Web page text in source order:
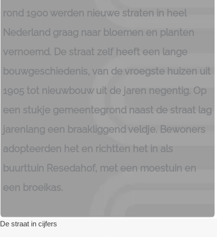
rond 1900 werden nieuwe straten in heel
Nederland graag naar bloemen en planten
vernoemd. De straat zelf heeft een lange
bouwgeschiedenis, van de vroegste huizen uit
1905 tot nieuwbouw uit de jaren negentig. Op
een stukje gemeentegrond naast de straat lag
jarenlang een braakliggend veldje. Bewoners
adopteerden het en richtten het in als
buurttuin Resedahof, met een moestuin en
een broeikas.
De straat in cijfers